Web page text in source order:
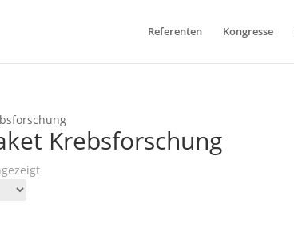
Referenten Kongresse
Krebsforschung
Nach